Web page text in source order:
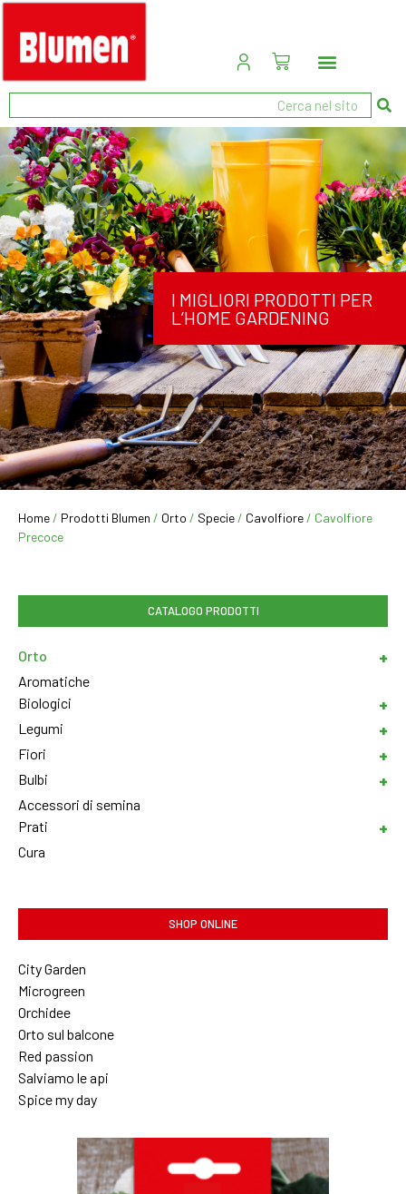
I MIGLIORI PRODOTTI PER
L’HOME GARDENING
Home / Prodotti Blumen / Orto / Specie / Cavolfiore / Cavolfiore
Precoce
CATALOGO PRODOTTI
Orto
Aromatiche
Biologici
Legumi
Fiori
Bulbi
Accessori di semina
Prati
Cura
SHOP ONLINE
City Garden
Microgreen
Orchidee
Orto sul balcone
Red passion
Salviamo le api
Spice my day